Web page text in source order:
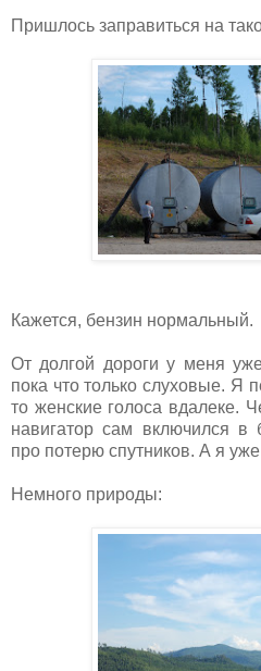
Пришлось заправиться на
Кажется, бензин нормальный.
От долгой дороги у меня
пока что только слуховые. Я
то женские голоса вдалеке.
навигатор сам включился в
про потерю спутников. А я
Немного природы: